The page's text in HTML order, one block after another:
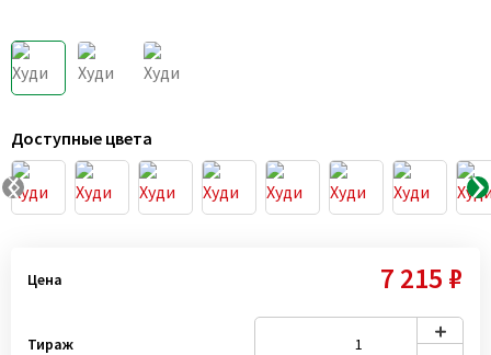
Доступные цвета
Цена 7 215 ₽
Тираж